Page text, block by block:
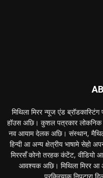
मिथिला मिरर न्यूज एंड
हॉउस अछि। कुशल पत्रकार लोकनिक
नव आयाम देलक अछि। संस्थान,
हिन्दी आ अन्य क्षेत्रीय भाषामे सेहो
मिररसँ कोनो तरहक कंटेंट, वीडियो
आवश्यक अछि। मिथिला मिरर आ